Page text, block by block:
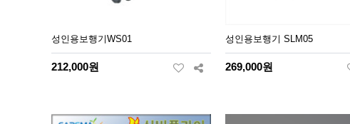
성인용보행기WS01
212,000원
성인용보행기 SLM05
269,000원